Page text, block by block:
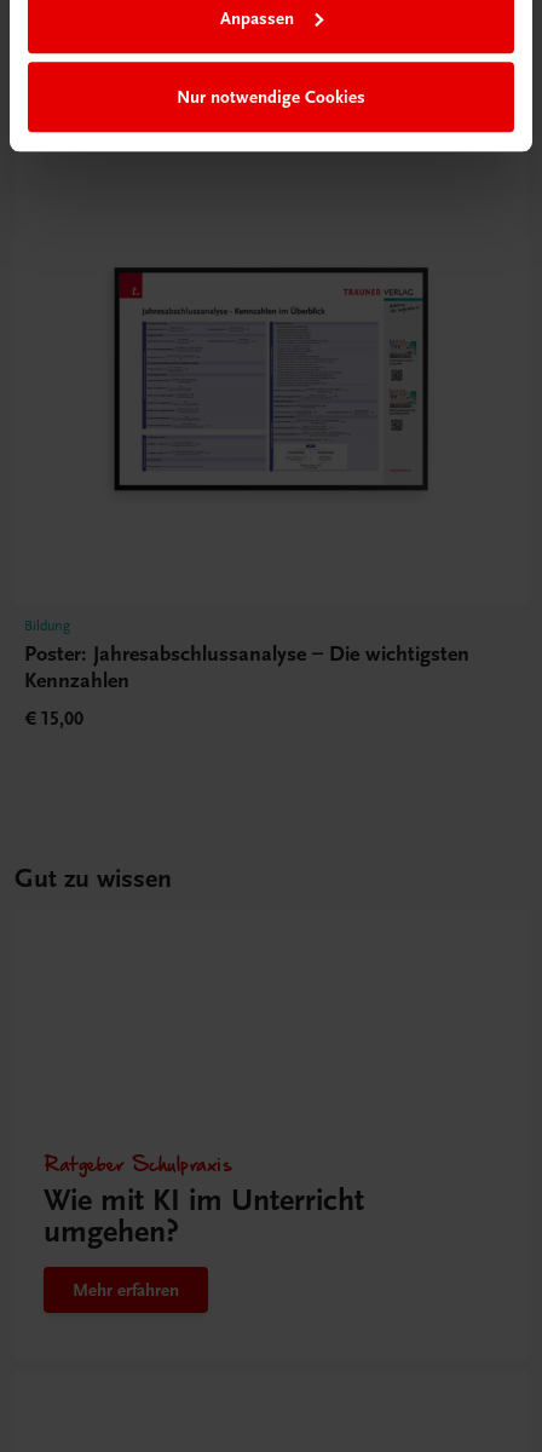
Anpassen
Nur notwendige Cookies
Poster: Rechnungswesen
Zusammenhänge erkennen und verstehen, System der
Bildung
Poster: Jahresabschlussanalyse – Die wichtigsten
Kennzahlen
€ 15,00
Gut zu wissen
Ratgeber Schulpraxis
Wie mit KI im Unterricht
umgehen?
Mehr erfahren